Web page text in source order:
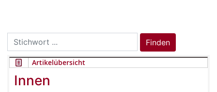
Search
for:
Finden
Artikelübersicht
Innen